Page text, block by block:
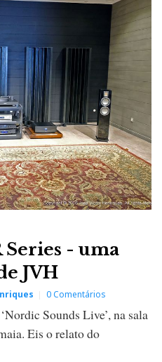
- uma
JVH
0 Comentários
Sounds Live’, na sala
Eis o relato do